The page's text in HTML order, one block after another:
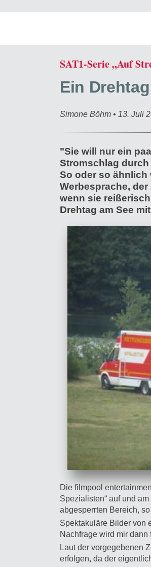
SAT1-Serie „Auf
Ein
Simone Böhm • 13. Juli
"Sie will nur ein
Stromschlag durch
So oder so ähnlich
Werbesprache,
wenn sie
Drehtag am See
Die filmpool
Spezialisten“ auf und
abgesperrten Bereich,
Spektakuläre Bilder von
Nachfrage wird mir
Laut der vorgegebenen
erfolgen, da der